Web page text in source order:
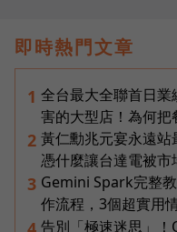
即時熱門文章
1 全台最大全聯首日
害的大型店！為何把
2 黃仁勳兆元宴永遠站
憑什麼讓台達電被市
3 Gemini Spark完整
作流程，3個超實用
告別「極速迷思」